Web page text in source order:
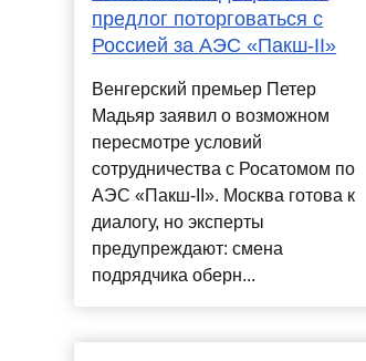
предлог поторговаться с
Россией за АЭС «Пакш-II»
Венгерский премьер Петер
Мадьяр заявил о возможном
пересмотре условий
сотрудничества с Росатомом по
АЭС «Пакш-II». Москва готова к
диалогу, но эксперты
предупреждают: смена
подрядчика оберн...